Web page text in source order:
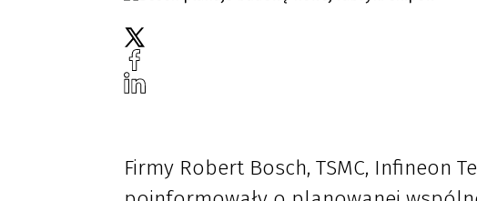
Firmy Robert Bosch, TSMC, Infineon